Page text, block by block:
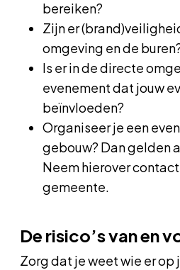
bereiken?
Zijn er
omgeving en de
Is er in de directe
evenement dat jouw
beïnvloeden?
Organiseer je een
gebouw? Dan gelden
Neem hierover
gemeente.
De risico’s van en
Zorg dat je weet wie er op